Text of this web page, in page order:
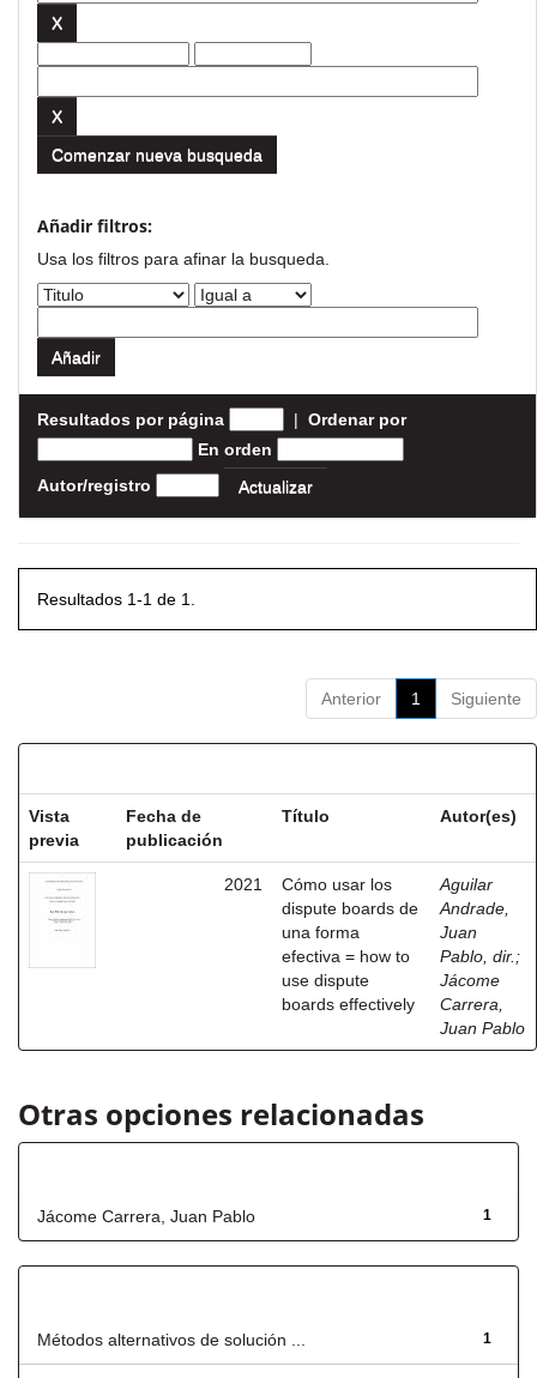
Comenzar nueva busqueda
Añadir filtros:
Usa los filtros para afinar la busqueda.
Resultados por página | Ordenar por
En orden
Autor/registro
Resultados 1-1 de 1.
Anterior 1 Siguiente
Vista
previa
Fecha de
publicación
Título Autor(es)
2021
Cómo usar los
dispute boards de
una forma
efectiva = how to
use dispute
boards effectively
Aguilar
Andrade,
Juan
Pablo, dir. ;
Jácome
Carrera,
Juan Pablo
Otras opciones relacionadas
1
Jácome Carrera, Juan Pablo
1
Métodos alternativos de solución ...